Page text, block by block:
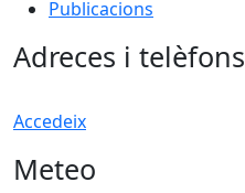
Publicacions
Adreces i telèfons
Accedeix
Meteo